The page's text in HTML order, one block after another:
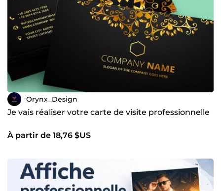
Orynx_Design
Je vais réaliser votre carte de visite professionnelle
À partir de 18,76 $US